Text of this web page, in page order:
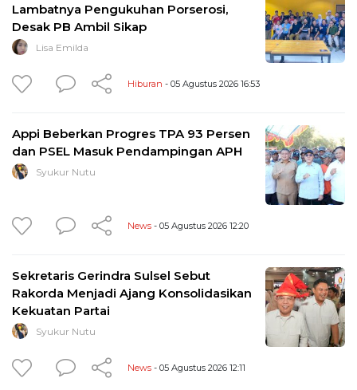
Lambatnya Pengukuhan Porserosi,
Desak PB Ambil Sikap
Lisa Emilda
Hiburan - 05 Agustus 2026 16:53
Appi Beberkan Progres TPA 93 Persen
dan PSEL Masuk Pendampingan APH
Syukur Nutu
News - 05 Agustus 2026 12:20
Sekretaris Gerindra Sulsel Sebut
Rakorda Menjadi Ajang Konsolidasikan
Kekuatan Partai
Syukur Nutu
News - 05 Agustus 2026 12:11